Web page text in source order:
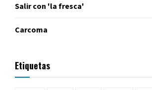
Salir con 'la fresca'
Carcoma
Etiquetas